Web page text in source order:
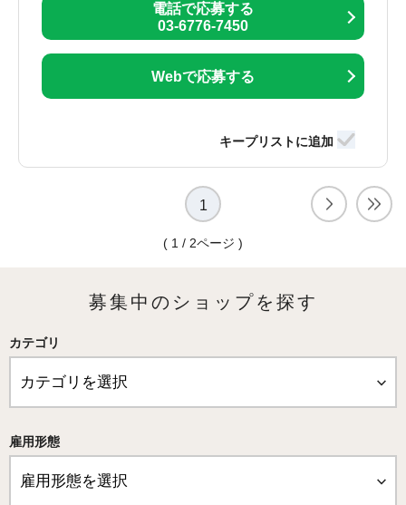
電話で応募する
03-6776-7450
Webで応募する
1
( 1 / 2ページ )
募集中のショップを探す
カテゴリ
雇用形態